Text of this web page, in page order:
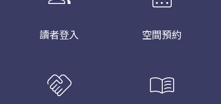
讀者登入 空間預約
handshake menu_book